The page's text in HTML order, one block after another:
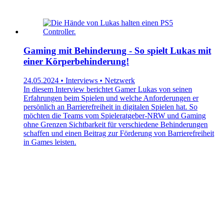
Gaming mit Behinderung - So spielt Lukas mit
einer Körperbehinderung!
24.05.2024 • Interviews • Netzwerk
In diesem Interview berichtet Gamer Lukas von seinen
Erfahrungen beim Spielen und welche Anforderungen er
persönlich an Barrierefreiheit in digitalen Spielen hat. So
möchten die Teams vom Spieleratgeber-NRW und Gaming
ohne Grenzen Sichtbarkeit für verschiedene Behinderungen
schaffen und einen Beitrag zur Förderung von Barrierefreiheit
in Games leisten.